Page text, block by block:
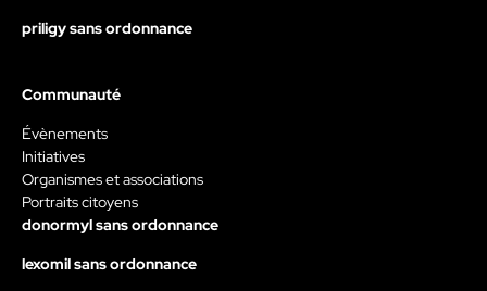
priligy sans ordonnance
Communauté
Évènements
Initiatives
Organismes et associations
Portraits citoyens
donormyl sans ordonnance
lexomil sans ordonnance